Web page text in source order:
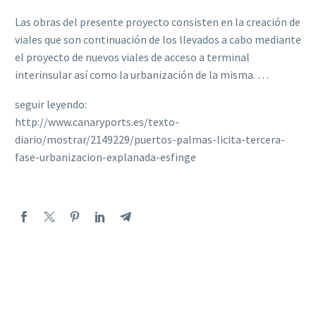
Las obras del presente proyecto consisten en la creación de
viales que son continuación de los llevados a cabo mediante
el proyecto de nuevos viales de acceso a terminal
interinsular así como la urbanización de la misma. …
seguir leyendo:
http://www.canaryports.es/texto-
diario/mostrar/2149229/puertos-palmas-licita-tercera-
fase-urbanizacion-explanada-esfinge